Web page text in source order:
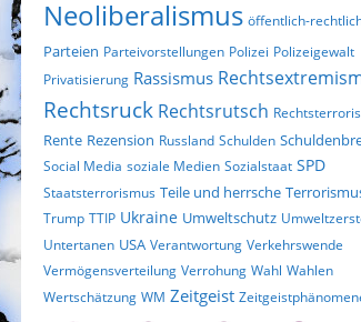
Neoliberalismus öffentlich-
Parteien Parteivorstellungen Polizei Polizeigewalt
Privatisierung Rassismus
Rechtsruck Rechtsrutsch
Rente Rezension Russland Schulden
Social Media soziale Medien Sozialstaat SPD
Staatsterrorismus Teile und herrsche
Trump TTIP Ukraine Umweltschutz
Untertanen USA Verantwortung Verkehrswende
Vermögensverteilung Verrohung Wahl Wahlen
Wertschätzung WM Zeitgeist